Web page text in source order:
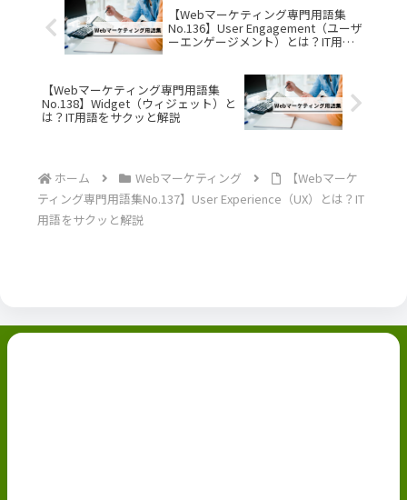
【Webマーケティング専門用語集
No.136】User Engagement（ユーザ
ーエンゲージメント）とは？IT用語
【Webマーケティング専門用語集
No.138】Widget（ウィジェット）と
は？IT用語をサクッと解説
ホーム Webマーケティング
【Webマーケ
ティング専門用語集No.137】User Experience（UX）とは？IT
用語をサクッと解説